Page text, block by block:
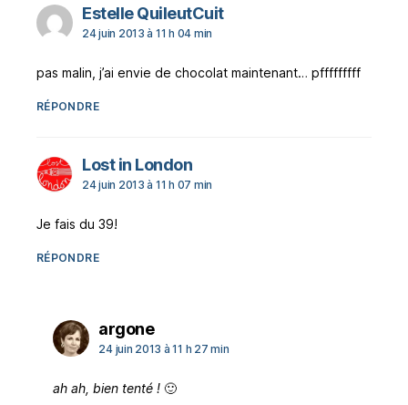
Estelle QuileutCuitdit :
24 juin 2013 à 11 h 04 min
pas malin, j’ai envie de chocolat maintenant… pfffffffff
RÉPONDRE
Lost in Londondit :
24 juin 2013 à 11 h 07 min
Je fais du 39!
RÉPONDRE
argonedit :
24 juin 2013 à 11 h 27 min
ah ah, bien tenté ! 🙂